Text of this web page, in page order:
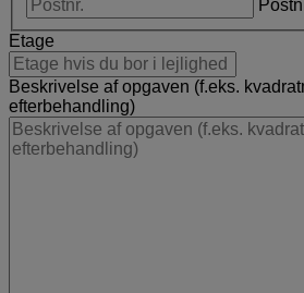
Etage
Beskrivelse af opgaven (f.eks.
efterbehandling)